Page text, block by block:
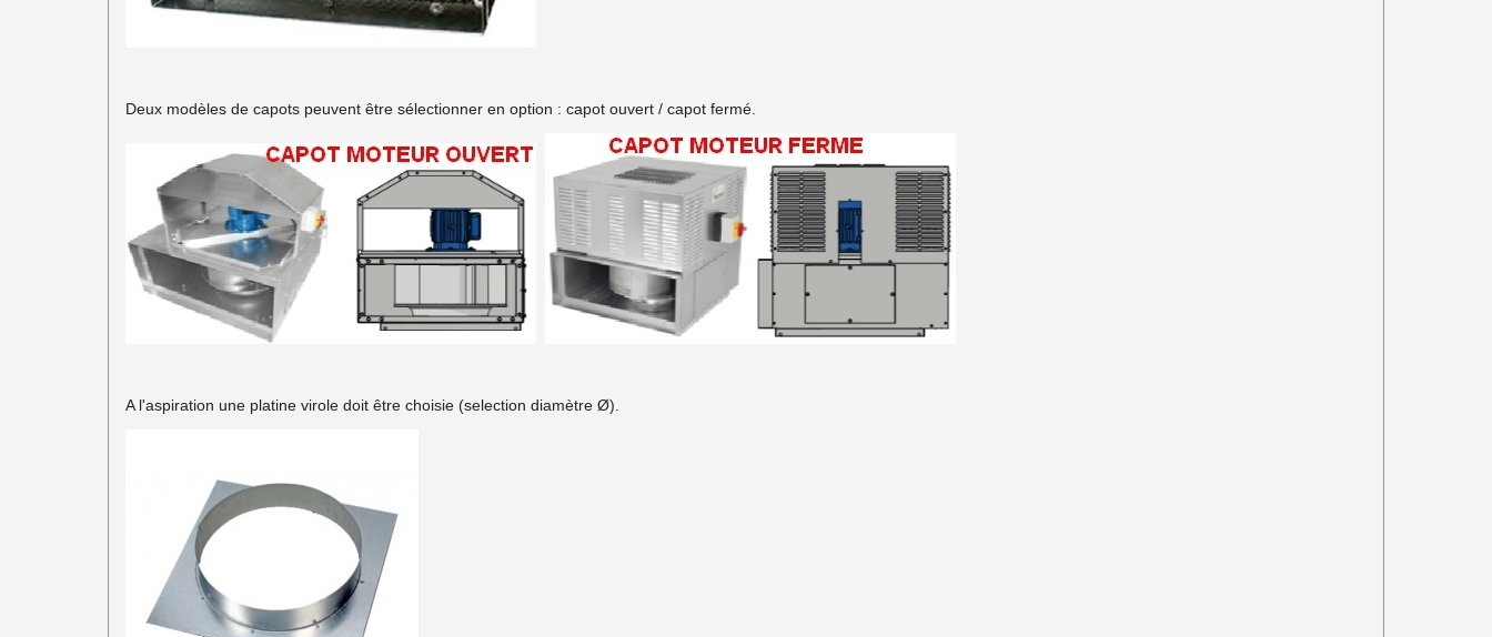
Deux modèles de capots peuvent être sélectionner en option : capot ouvert / capot fermé.
A l'aspiration une platine virole doit être choisie (selection diamètre Ø).